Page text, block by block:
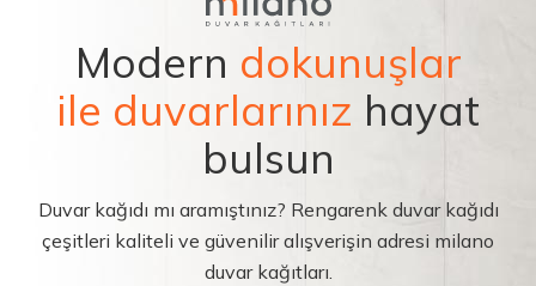
Modern dokunuşlar
ile duvarlarınız hayat
bulsun
Duvar kağıdı mı aramıştınız? Rengarenk duvar kağıdı
çeşitleri kaliteli ve güvenilir alışverişin adresi milano
duvar kağıtları.